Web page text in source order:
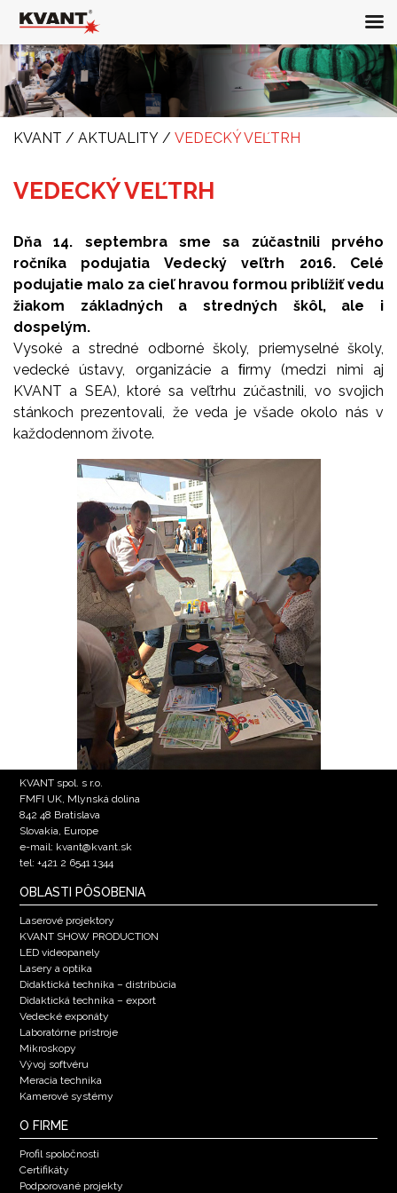
KVANT / AKTUALITY / VEDECKÝ VEĽTRH
VEDECKÝ VEĽTRH
Dňa 14. septembra sme sa zúčastnili prvého
ročníka podujatia Vedecký veľtrh 2016. Celé
podujatie malo za cieľ hravou formou priblížiť vedu
žiakom základných a stredných škôl, ale i
dospelým.
Vysoké a stredné odborné školy, priemyselné školy,
vedecké ústavy, organizácie a ﬁrmy (medzi nimi aj
KVANT a SEA), ktoré sa veľtrhu zúčastnili, vo svojich
stánkoch prezentovali, že veda je všade okolo nás v
každodennom živote.
KVANT spol. s r.o.
FMFI UK, Mlynská dolina
842 48 Bratislava
Slovakia, Europe
e-mail: kvant@kvant.sk
tel: +421 2 6541 1344
OBLASTI PÔSOBENIA
Laserové projektory
KVANT SHOW PRODUCTION
LED videopanely
Lasery a optika
Didaktická technika – distribúcia
Didaktická technika – export
Vedecké exponáty
Laboratórne prístroje
Mikroskopy
Vývoj softvéru
Meracia technika
Kamerové systémy
O FIRME
Profil spoločnosti
Certifikáty
Podporované projekty